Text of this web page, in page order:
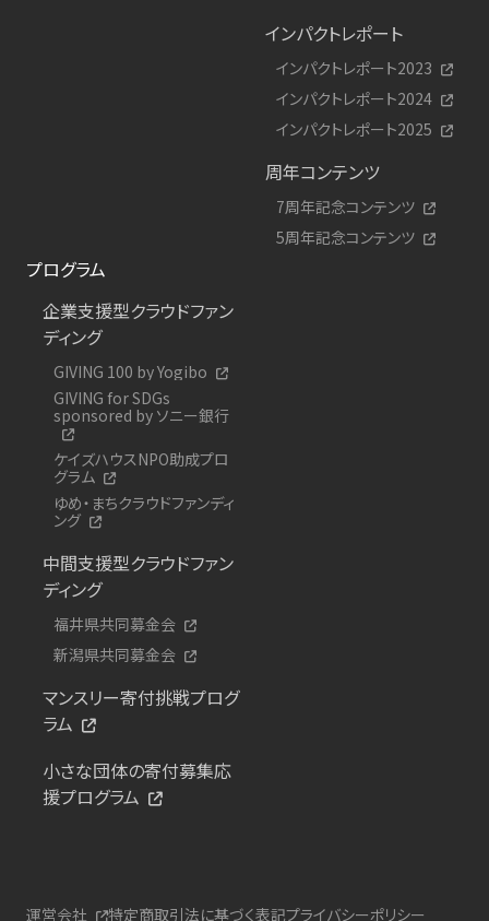
インパクトレポート
インパクトレポート2023
インパクトレポート2024
インパクトレポート2025
周年コンテンツ
7周年記念コンテンツ
5周年記念コンテンツ
プログラム
企業支援型クラウドファン
ディング
GIVING 100 by Yogibo
GIVING for SDGs
sponsored by ソニー銀行
ケイズハウスNPO助成プロ
グラム
ゆめ・まちクラウドファンディ
ング
中間支援型クラウドファン
ディング
福井県共同募金会
新潟県共同募金会
マンスリー寄付挑戦プログ
ラム
小さな団体の寄付募集応
援プログラム
運営会社 特定商取引法に基づく表記プライバシーポリシー